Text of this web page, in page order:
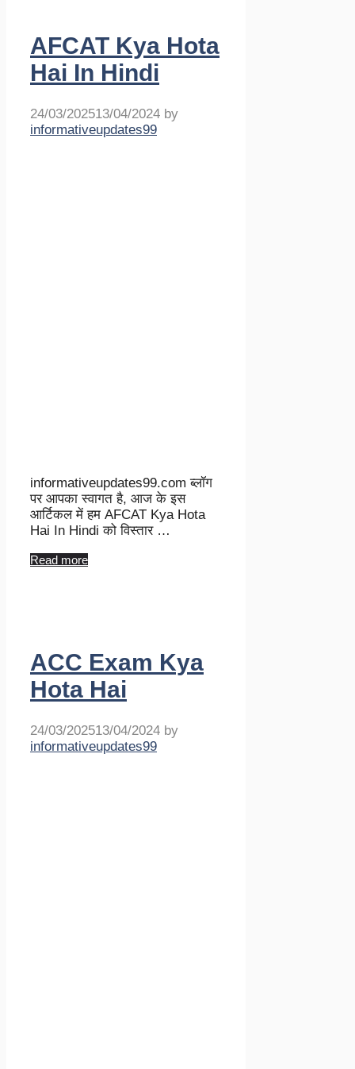
AFCAT Kya Hota
Hai In Hindi
24/03/202513/04/2024 by
informativeupdates99
informativeupdates99.com ब्लॉग
पर आपका स्वागत है, आज के इस
आर्टिकल में हम AFCAT Kya Hota
Hai In Hindi को विस्तार …
Read more
ACC Exam Kya
Hota Hai
24/03/202513/04/2024 by
informativeupdates99